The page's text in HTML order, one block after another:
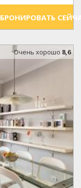
БРОНИРОВАТЬ
Oчень хорошо 8,6